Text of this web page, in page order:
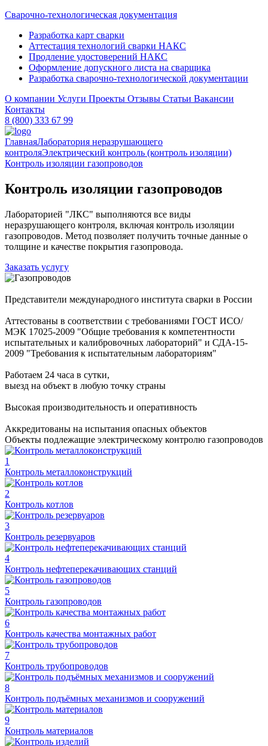
Сварочно-технологическая документация
Разработка карт сварки
Аттестация технологий сварки НАКС
Продление удостоверений НАКС
Оформление допускного листа на сварщика
Разработка сварочно-технологической документации
О компании Услуги Проекты Отзывы Статьи Вакансии
Контакты
8 (800) 333 67 99
ГлавнаяЛаборатория неразрушающего
контроляЭлектрический контроль (контроль изоляции)
Контроль изоляции газопроводов
Контроль изоляции газопроводов
Лабораторией "ЛКС" выполняются все виды
неразрушающего контроля, включая контроль изоляции
газопроводов. Метод позволяет получить точные данные о
толщине и качестве покрытия газопровода.
Заказать услугу
Представители международного института сварки в России
Аттестованы в соответствии с требованиями ГОСТ ИСО/
МЭК 17025-2009 "Общие требования к компетентности
испытательных и калибровочных лабораторий" и СДА-15-
2009 "Требования к испытательным лабораториям"
Работаем 24 часа в сутки,
выезд на объект в любую точку страны
Высокая производительность и оперативность
Аккредитованы на испытания опасных объектов
Объекты подлежащие электрическому контролю газопроводов
1
Контроль металлоконструкций
2
Контроль котлов
3
Контроль резервуаров
4
Контроль нефтеперекачивающих станций
5
Контроль газопроводов
6
Контроль качества монтажных работ
7
Контроль трубопроводов
8
Контроль подъёмных механизмов и сооружений
9
Контроль материалов